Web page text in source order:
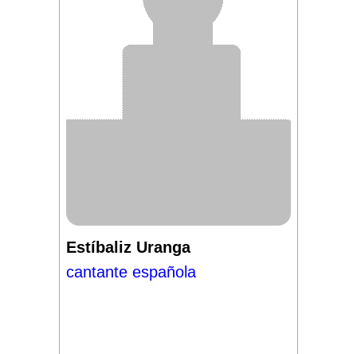
Estíbaliz Uranga
cantante española